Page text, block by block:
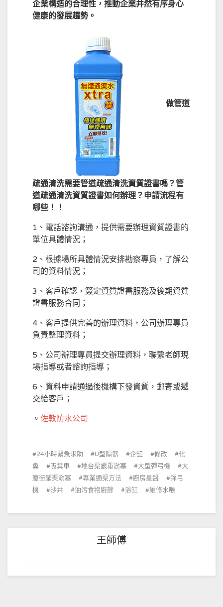
企業構造的合理性，推動企業井然有序身心
健康的發展趨勢。
做管道
疏通清洗需要管道疏通清洗資質證書嗎？管
道疏通清洗資質證書如何辦理？申請流程有
哪些！！
1、電話諮詢溝通，提供需要辦理資質證書的
單位具體情況；
2、根據場所具體情況安排勘察專員，了解公
司的資料情況；
3、客戶確認，簽定資質證書服務及後期資質
證書服務合同；
4、客戶提供完善的辦理資料，公司辦理專員
負責整理資料；
5、公司辦理專員提交辦理資料，聯繫老師現
場指導或者諮詢指導；
6、資料申請通過後機構下發資質，郵寄或遞
交給客戶；
。 佐敦防水公司
24小時緊急求助 U型隔器 企缸 修改
化
糞
吸糞車 地台渠嚴重淤塞 大型彈弓機
大
廈街鋪渠淤塞
專業通渠方法 廚房星盤
彈弓
機
沙井 油污食物廚餘 浴缸 維修水喉
王師傅